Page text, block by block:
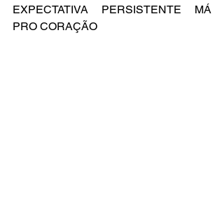
EXPECTATIVA PERSISTENTE MÁ
PRO CORAÇÃO